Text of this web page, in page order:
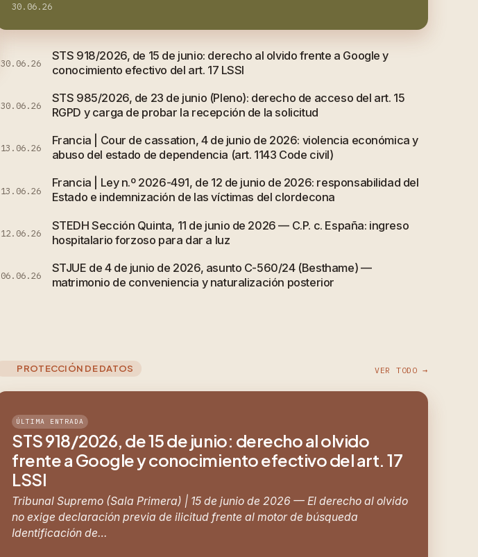
30.06.26
30.06.26
STS 918/2026, de 15 de junio: derecho al olvido frente a Google y
conocimiento efectivo del art. 17 LSSI
30.06.26
STS 985/2026, de 23 de junio (Pleno): derecho de acceso del art. 15
RGPD y carga de probar la recepción de la solicitud
13.06.26
Francia | Cour de cassation, 4 de junio de 2026: violencia económica y
abuso del estado de dependencia (art. 1143 Code civil)
13.06.26
Francia | Ley n.º 2026-491, de 12 de junio de 2026: responsabilidad del
Estado e indemnización de las víctimas del clordecona
12.06.26
STEDH Sección Quinta, 11 de junio de 2026 — C.P. c. España: ingreso
hospitalario forzoso para dar a luz
06.06.26
STJUE de 4 de junio de 2026, asunto C-560/24 (Besthame) —
matrimonio de conveniencia y naturalización posterior
PROTECCIÓN DE DATOS VER TODO →
ÚLTIMA ENTRADA
STS 918/2026, de 15 de junio: derecho al olvido
frente a Google y conocimiento efectivo del art. 17
LSSI
Tribunal Supremo (Sala Primera) | 15 de junio de 2026 — El derecho al olvido
no exige declaración previa de ilicitud frente al motor de búsqueda
Identificación de…